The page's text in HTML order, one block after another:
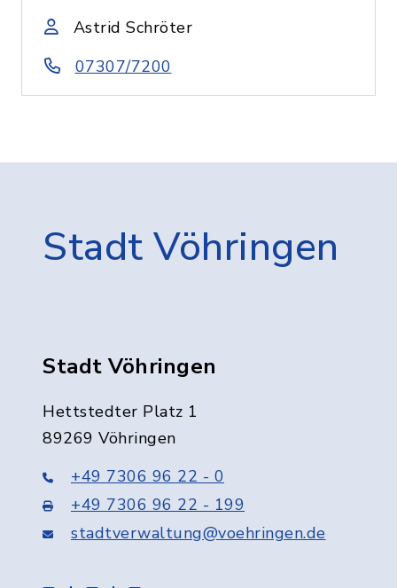
Astrid Schröter
07307/7200
Stadt Vöhringen
Stadt Vöhringen
Hettstedter Platz 1
89269 Vöhringen
+49 7306 96 22 - 0
+49 7306 96 22 - 199
stadtverwaltung@voehringen.de